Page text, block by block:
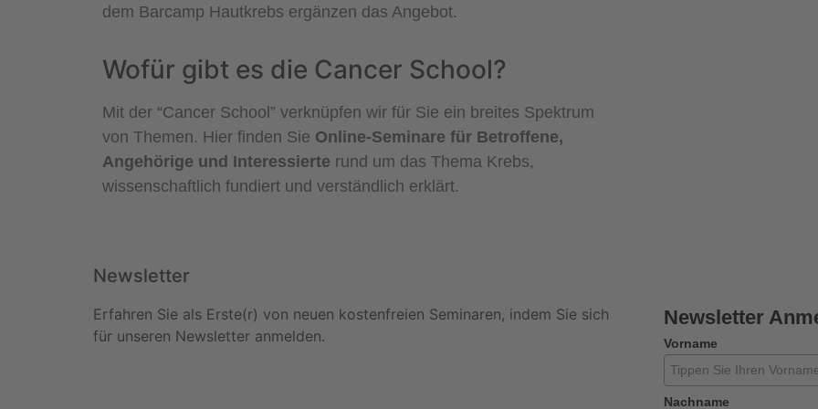
dem Barcamp Hautkrebs ergänzen das Angebot.
Wofür gibt es die Cancer School?
Mit der “Cancer School” verknüpfen wir für Sie ein breites Spektrum
von Themen. Hier finden Sie Online-Seminare für Betroffene,
Angehörige und Interessierte rund um das Thema Krebs,
wissenschaftlich fundiert und verständlich erklärt.
Newsletter
Erfahren Sie als Erste(r) von neuen kostenfreien Seminaren, indem Sie sich
für unseren Newsletter anmelden.
Newsletter
Vorname
Nachname